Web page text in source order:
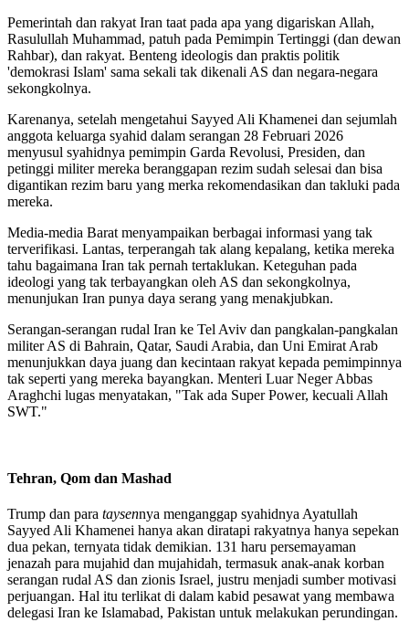
Pemerintah dan rakyat Iran taat pada apa yang digariskan Allah,
Rasulullah Muhammad, patuh pada Pemimpin Tertinggi (dan dewan
Rahbar), dan rakyat. Benteng ideologis dan praktis politik
'demokrasi Islam' sama sekali tak dikenali AS dan negara-negara
sekongkolnya.
Karenanya, setelah mengetahui Sayyed Ali Khamenei dan sejumlah
anggota keluarga syahid dalam serangan 28 Februari 2026
menyusul syahidnya pemimpin Garda Revolusi, Presiden, dan
petinggi militer mereka beranggapan rezim sudah selesai dan bisa
digantikan rezim baru yang merka rekomendasikan dan takluki pada
mereka.
Media-media Barat menyampaikan berbagai informasi yang tak
terverifikasi. Lantas, terperangah tak alang kepalang, ketika mereka
tahu bagaimana Iran tak pernah tertaklukan. Keteguhan pada
ideologi yang tak terbayangkan oleh AS dan sekongkolnya,
menunjukan Iran punya daya serang yang menakjubkan.
Serangan-serangan rudal Iran ke Tel Aviv dan pangkalan-pangkalan
militer AS di Bahrain, Qatar, Saudi Arabia, dan Uni Emirat Arab
menunjukkan daya juang dan kecintaan rakyat kepada pemimpinnya
tak seperti yang mereka bayangkan. Menteri Luar Neger Abbas
Araghchi lugas menyatakan, "Tak ada Super Power, kecuali Allah
SWT."
Tehran, Qom dan Mashad
Trump dan para taysennya menganggap syahidnya Ayatullah
Sayyed Ali Khamenei hanya akan diratapi rakyatnya hanya sepekan
dua pekan, ternyata tidak demikian. 131 haru persemayaman
jenazah para mujahid dan mujahidah, termasuk anak-anak korban
serangan rudal AS dan zionis Israel, justru menjadi sumber motivasi
perjuangan. Hal itu terlikat di dalam kabid pesawat yang membawa
delegasi Iran ke Islamabad, Pakistan untuk melakukan perundingan.